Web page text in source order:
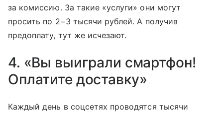
за комиссию. За такие «услуги» они могут
просить по 2−3 тысячи рублей. А получив
предоплату, тут же исчезают.
4. «Вы выиграли смартфон!
Оплатите доставку»
Каждый день в соцсетях проводятся тысячи